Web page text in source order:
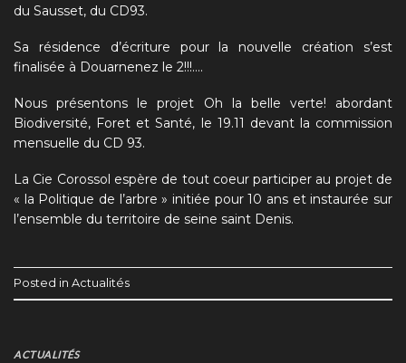
du Sausset, du CD93.
Sa résidence d’écriture pour la nouvelle création s’est
finalisée à Douarnenez le 2!!!….
Nous présentons le projet Oh la belle verte! abordant
Biodiversité, Foret et Santé, le 19.11 devant la commission
mensuelle du CD 93.
La Cie Corossol espère de tout coeur participer au projet de
« la Politique de l’arbre » initiée pour 10 ans et instaurée sur
l’ensemble du territoire de seine saint Denis.
Posted in Actualités
ACTUALITÉS